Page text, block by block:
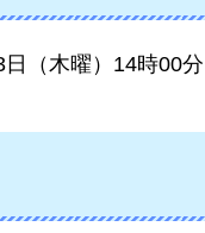
（木曜）14時00